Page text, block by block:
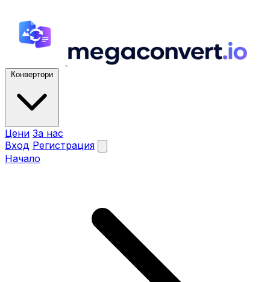
Конвертори
Цени За нас
Вход Регистрация
Начало